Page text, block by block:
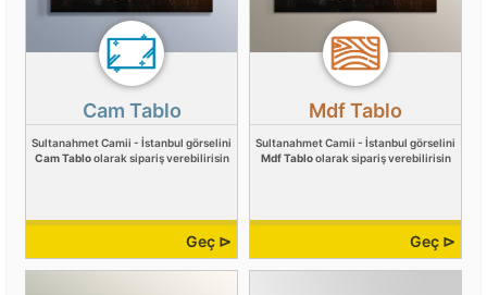
Cam Tablo
Sultanahmet Camii - İstanbul görselini
Cam Tabloolarak sipariş verebilirisin
Geç ⊳
Mdf Tablo
Sultanahmet Camii - İstanbul görselini
Mdf Tabloolarak sipariş verebilirisin
Geç ⊳